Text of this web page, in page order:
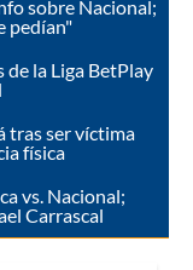
sobre Nacional;
pedían"
la Liga BetPlay
tras ser víctima
física
vs. Nacional;
Carrascal